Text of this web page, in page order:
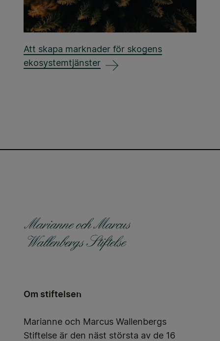
Att skapa marknader för skogens
ekosystemtjänster
Om stiftelsen
Marianne och Marcus Wallenbergs
Stiftelse är den näst största av de 16